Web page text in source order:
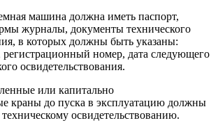
машина должна иметь паспорт,
журналы, документы технического
в которых должны быть указаны:
регистрационный номер, дата следующего
освидетельствования.
или капитально
краны до пуска в эксплуатацию должны
освидетельствованию.